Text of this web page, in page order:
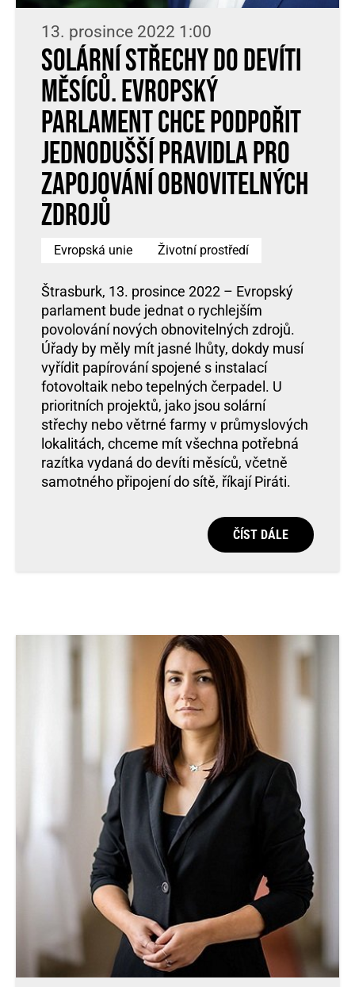
13. prosince 2022 1:00
Solární střechy do devíti
měsíců. Evropský
parlament chce podpořit
jednodušší pravidla pro
zapojování obnovitelných
zdrojů
Evropská unie Životní prostředí
Štrasburk, 13. prosince 2022 – Evropský
parlament bude jednat o rychlejším
povolování nových obnovitelných zdrojů.
Úřady by měly mít jasné lhůty, dokdy musí
vyřídit papírování spojené s instalací
fotovoltaik nebo tepelných čerpadel. U
prioritních projektů, jako jsou solární
střechy nebo větrné farmy v průmyslových
lokalitách, chceme mít všechna potřebná
razítka vydaná do devíti měsíců, včetně
samotného připojení do sítě, říkají Piráti.
ČÍST DÁLE